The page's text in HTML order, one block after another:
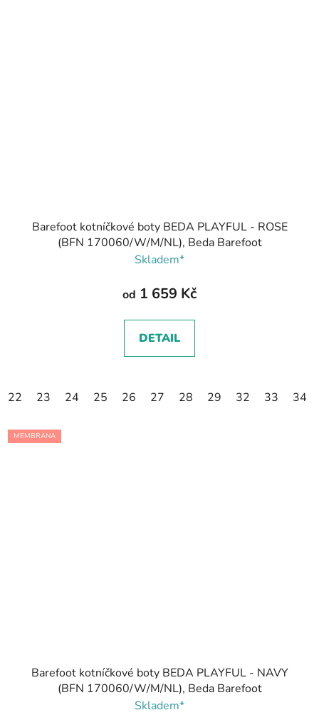
Barefoot kotníčkové boty BEDA PLAYFUL - ROSE
(BFN 170060/W/M/NL), Beda Barefoot
Skladem*
od 1 659 Kč
DETAIL
22 23 24 25 26 27 28 29 32 33 34
MEMBRÁNA
Barefoot kotníčkové boty BEDA PLAYFUL - NAVY
(BFN 170060/W/M/NL), Beda Barefoot
Skladem*